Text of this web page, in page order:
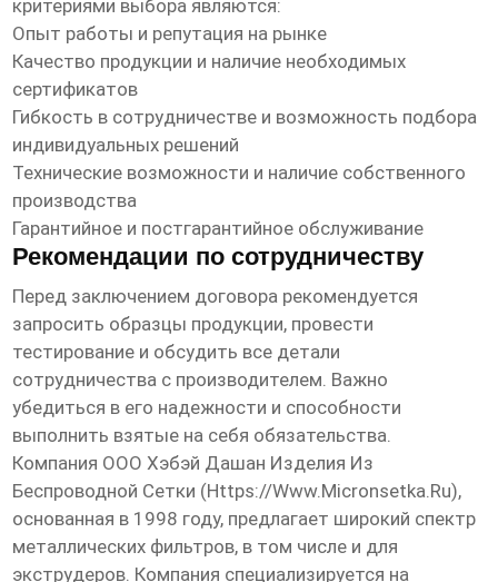
критериями выбора являются:
Опыт работы и репутация на рынке
Качество продукции и наличие необходимых
сертификатов
Гибкость в сотрудничестве и возможность подбора
индивидуальных решений
Технические возможности и наличие собственного
производства
Гарантийное и постгарантийное обслуживание
Рекомендации по сотрудничеству
Перед заключением договора рекомендуется
запросить образцы продукции, провести
тестирование и обсудить все детали
сотрудничества с производителем. Важно
убедиться в его надежности и способности
выполнить взятые на себя обязательства.
Компания ООО Хэбэй Дашан Изделия Из
Беспроводной Сетки (Https://www.micronsetka.ru),
основанная в 1998 году, предлагает широкий спектр
металлических фильтров, в том числе и для
экструдеров. Компания специализируется на